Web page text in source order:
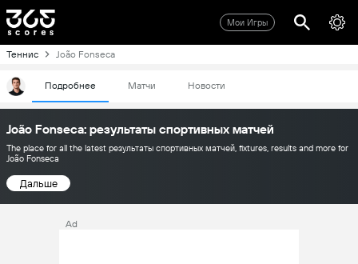
Мои Игры
Теннис João Fonseca
Подробнее Матчи Новости
João Fonseca: результаты спортивных матчей
The place for all the latest результаты спортивных матчей, fixtures, results and more for
João Fonseca
Дальше
Ad